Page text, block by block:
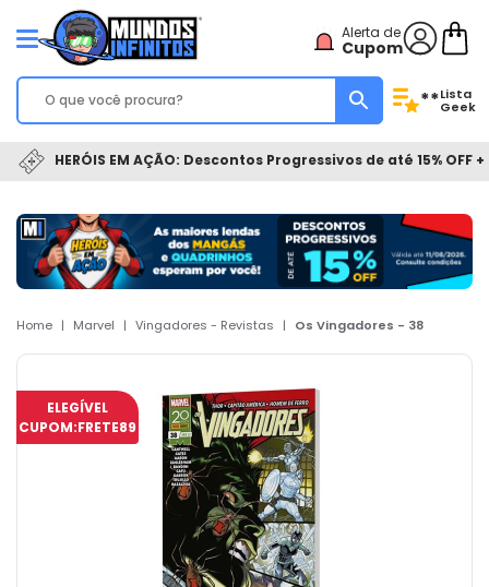
Alerta de
Cupom
**Lista
Geek
HERÓIS EM AÇÃO: Descontos Progressivos de até 15% OFF
Home | Marvel | Vingadores - Revistas | Os Vingadores - 38
ELEGÍVEL
CUPOM:FRETE89